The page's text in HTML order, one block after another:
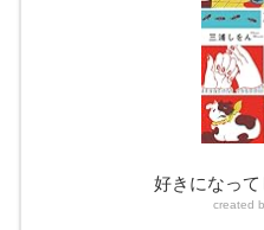
好きになって
created